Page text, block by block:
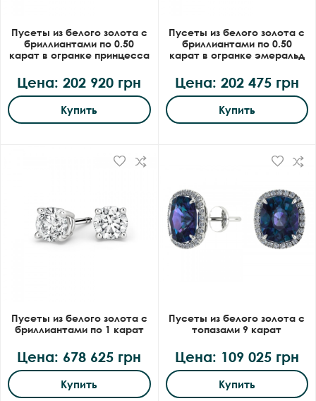
Пусеты из белого золота с
бриллиантами по 0.50
карат в огранке принцесса
Цена: 202 920 грн
Купить
Пусеты из белого золота с
бриллиантами по 0.50
карат в огранке эмеральд
Цена: 202 475 грн
Купить
Пусеты из белого золота с
бриллиантами по 1 карат
Цена: 678 625 грн
Купить
Пусеты из белого золота с
топазами 9 карат
Цена: 109 025 грн
Купить